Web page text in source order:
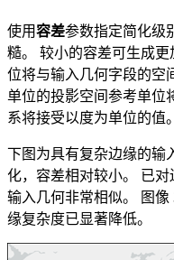
使用容差参数指定简化级
糙。 较小的容差可生成
位将与输入几何字段的空
单位的投影空间参考单位
系将接受以度为单位的值。
下图为具有复杂边缘的输
化，容差相对较小。 已
输入几何非常相似。 图
缘复杂度已显著降低。